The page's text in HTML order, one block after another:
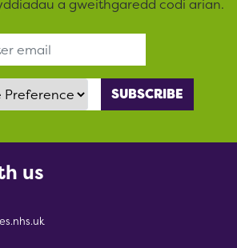
a gweithgaredd codi arian.
us